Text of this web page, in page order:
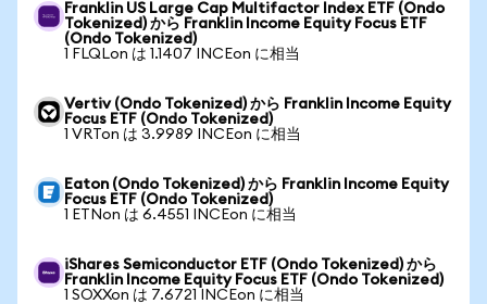
Franklin US Large Cap Multifactor Index ETF (Ondo
Tokenized) から Franklin Income Equity Focus ETF
(Ondo Tokenized)
1 FLQLon は 1.1407 INCEon に相当
Vertiv (Ondo Tokenized) から Franklin Income Equity
Focus ETF (Ondo Tokenized)
1 VRTon は 3.9989 INCEon に相当
Eaton (Ondo Tokenized) から Franklin Income Equity
Focus ETF (Ondo Tokenized)
1 ETNon は 6.4551 INCEon に相当
iShares Semiconductor ETF (Ondo Tokenized) から
Franklin Income Equity Focus ETF (Ondo Tokenized)
1 SOXXon は 7.6721 INCEon に相当